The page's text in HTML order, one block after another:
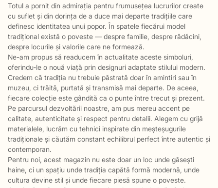
Totul a pornit din admirația pentru frumusețea lucrurilor create
cu suflet și din dorința de a duce mai departe tradițiile care
definesc identitatea unui popor. În spatele fiecărui model
tradițional există o poveste — despre familie, despre rădăcini,
despre locurile și valorile care ne formează.
Ne-am propus să readucem în actualitate aceste simboluri,
oferindu-le o nouă viață prin designuri adaptate stilului modern.
Credem că tradiția nu trebuie păstrată doar în amintiri sau în
muzeu, ci trăită, purtată și transmisă mai departe. De aceea,
fiecare colecție este gândită ca o punte între trecut și prezent.
Pe parcursul dezvoltării noastre, am pus mereu accent pe
calitate, autenticitate și respect pentru detalii. Alegem cu grijă
materialele, lucrăm cu tehnici inspirate din meșteșugurile
tradiționale și căutăm constant echilibrul perfect între autentic și
contemporan.
Pentru noi, acest magazin nu este doar un loc unde găsești
haine, ci un spațiu unde tradiția capătă formă modernă, unde
cultura devine stil și unde fiecare piesă spune o poveste.